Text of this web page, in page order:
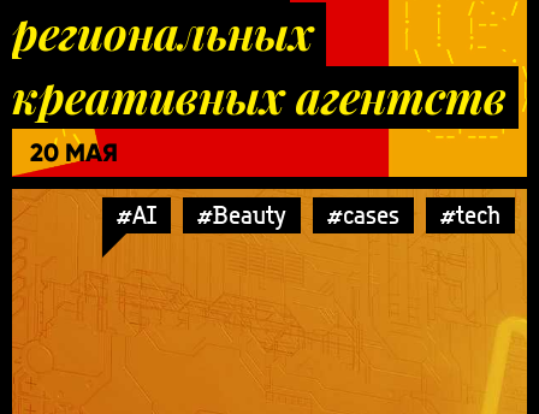
региональных
креативных агентств
20 МАЯ
#AI #Beauty #cases #tech